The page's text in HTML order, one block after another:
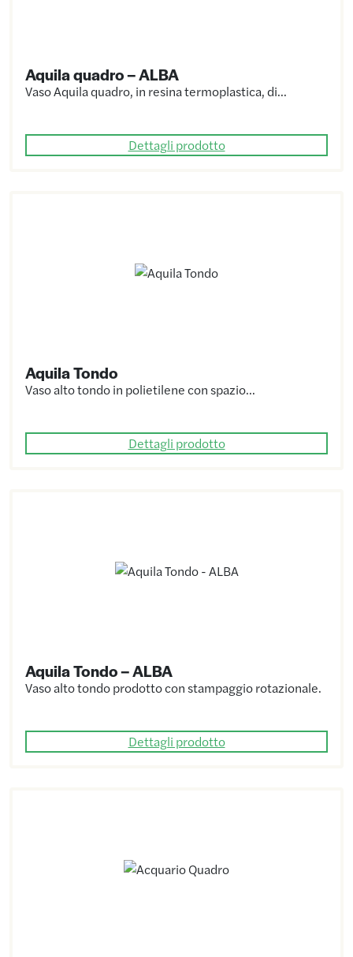
Aquila quadro – ALBA
Vaso Aquila quadro, in resina termoplastica, di…
Dettagli prodotto
Aquila Tondo
Vaso alto tondo in polietilene con spazio…
Dettagli prodotto
Aquila Tondo – ALBA
Vaso alto tondo prodotto con stampaggio rotazionale.
Dettagli prodotto